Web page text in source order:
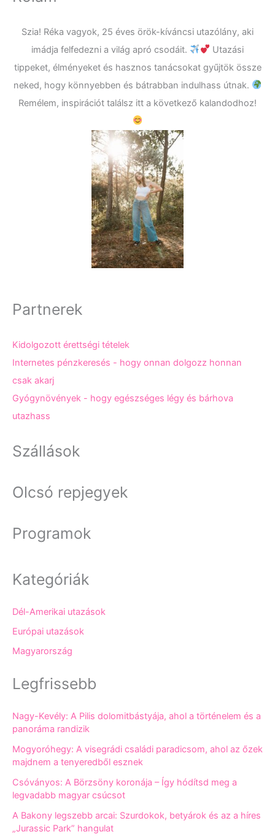
Szia! Réka vagyok, 25 éves örök-kíváncsi utazólány, aki
imádja felfedezni a világ apró csodáit.
Utazási
tippeket, élményeket és hasznos tanácsokat gyűjtök össze
neked, hogy könnyebben és bátrabban indulhass útnak.
Remélem, inspirációt találsz itt a következő kalandodhoz!
Partnerek
Kidolgozott érettségi tételek
Internetes pénzkeresés - hogy onnan dolgozz honnan
csak akarj
Gyógynövények - hogy egészséges légy és bárhova
utazhass
Szállások
Olcsó repjegyek
Programok
Kategóriák
Dél-Amerikai utazások
Európai utazások
Magyarország
Legfrissebb
Nagy-Kevély: A Pilis dolomitbástyája, ahol a történelem és a
panoráma randizik
Mogyoróhegy: A visegrádi családi paradicsom, ahol az őzek
majdnem a tenyeredből esznek
Csóványos: A Börzsöny koronája – Így hódítsd meg a
legvadabb magyar csúcsot
A Bakony legszebb arcai: Szurdokok, betyárok és az a híres
„Jurassic Park” hangulat